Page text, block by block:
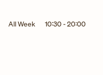
All Week 10:30-20:00
in New Tab